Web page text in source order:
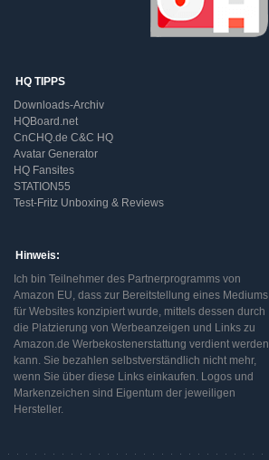
HQ TIPPS
Downloads-Archiv
HQBoard.net
CnCHQ.de C&C HQ
Avatar Generator
HQ Fansites
STATION55
Test-Fritz Unboxing & Reviews
Hinweis:
Ich bin Teilnehmer des Partnerprogramms von
Amazon EU, dass zur Bereitstellung eines Mediums
für Websites konzipiert wurde, mittels dessen durch
die Platzierung von Werbeanzeigen und Links zu
Amazon.de Werbekostenerstattung verdient werden
kann. Sie bezahlen selbstverständlich nicht mehr,
wenn Sie über diese Links einkaufen. Logos und
Markenzeichen sind Eigentum der jeweiligen
Hersteller.